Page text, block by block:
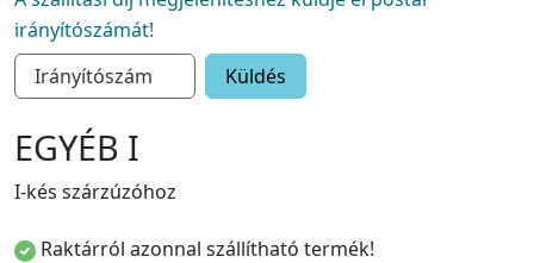
irányítószámát!
Küldés
EGYÉB I
I-kés szárzúzóhoz
Raktárról azonnal szállítható termék!